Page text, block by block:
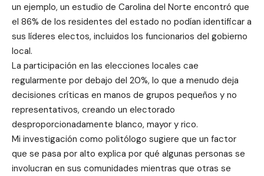
un ejemplo, un estudio de Carolina del Norte encontró que
el 86% de los residentes del estado no podían identificar a
sus líderes electos, incluidos los funcionarios del gobierno
local.
La participación en las elecciones locales cae
regularmente por debajo del 20%, lo que a menudo deja
decisiones críticas en manos de grupos pequeños y no
representativos, creando un electorado
desproporcionadamente blanco, mayor y rico.
Mi investigación como politólogo sugiere que un factor
que se pasa por alto explica por qué algunas personas se
involucran en sus comunidades mientras que otras se